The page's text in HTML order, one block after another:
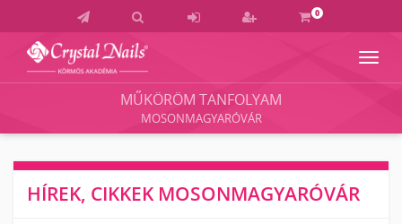
0
Crystal
Akadémia
Vizsgaközpont
MŰKÖRÖM TANFOLYAM
MOSONMAGYARÓVÁR
HÍREK, CIKKEK MOSONMAGYARÓVÁR